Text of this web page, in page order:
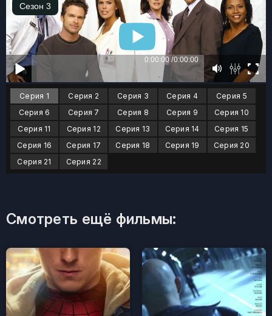
Серия 1 Серия 2 Серия 3 Серия 4
Серия 5
Серия 6
Серия 7 Серия 8 Серия 9
Серия 10
Серия 11
Серия 12 Серия 13 Серия 14
Серия 15
Серия 16
Серия 17 Серия 18 Серия 19
Серия 20
Серия 21
Серия 22
Смотреть ещё фильмы: